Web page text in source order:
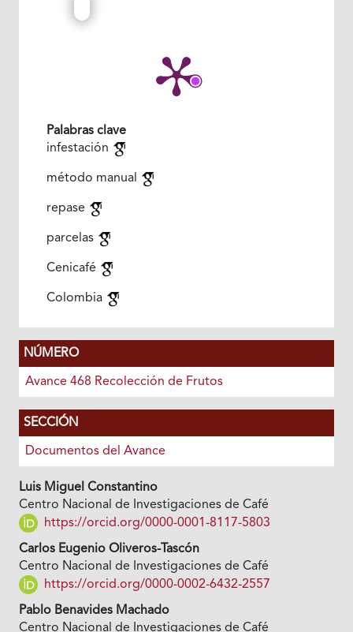
Palabras clave
infestación
método manual
repase
parcelas
Cenicafé
Colombia
NÚMERO
Avance 468 Recolección de Frutos
SECCIÓN
Documentos del Avance
Luis Miguel Constantino
Centro Nacional de Investigaciones de Café
https://orcid.org/0000-0001-8117-5803
Carlos Eugenio Oliveros-Tascón
Centro Nacional de Investigaciones de Café
https://orcid.org/0000-0002-6432-2557
Pablo Benavides Machado
Centro Nacional de Investigaciones de Café